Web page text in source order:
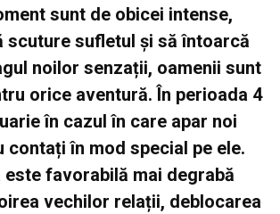
sunt de obicei intense,
scuture sufletul și să întoarcă
noilor senzații, oamenii sunt
orice aventură. În perioada 4
în cazul în care apar noi
contați în mod special pe ele.
este favorabilă mai degrabă
vechilor relații, deblocarea